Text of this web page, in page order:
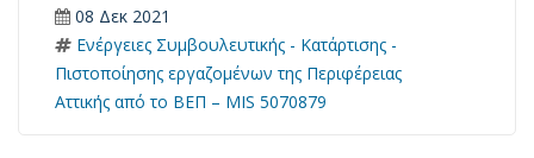
08 Δεκ 2021
Ενέργειες Συμβουλευτικής - Κατάρτισης -
Πιστοποίησης εργαζομένων της Περιφέρειας
Αττικής από το ΒΕΠ – MIS 5070879